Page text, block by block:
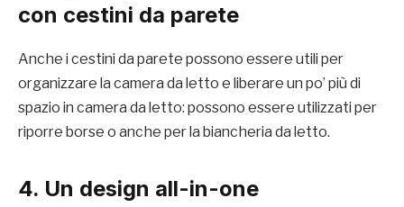
con cestini da parete
Anche i cestini da parete possono essere utili per
organizzare la camera da letto e liberare un po’ più di
spazio in camera da letto: possono essere utilizzati per
riporre borse o anche per la biancheria da letto.
4. Un design all-in-one